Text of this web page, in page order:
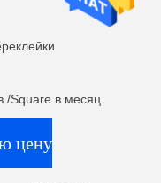
/Square в месяц
цену